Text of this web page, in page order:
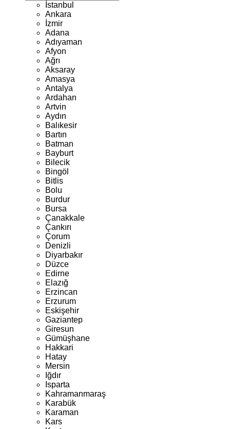
İstanbul
Ankara
İzmir
Adana
Adıyaman
Afyon
Ağrı
Aksaray
Amasya
Antalya
Ardahan
Artvin
Aydın
Balıkesir
Bartın
Batman
Bayburt
Bilecik
Bingöl
Bitlis
Bolu
Burdur
Bursa
Çanakkale
Çankırı
Çorum
Denizli
Diyarbakır
Düzce
Edirne
Elazığ
Erzincan
Erzurum
Eskişehir
Gaziantep
Giresun
Gümüşhane
Hakkari
Hatay
Mersin
Iğdır
Isparta
Kahramanmaraş
Karabük
Karaman
Kars